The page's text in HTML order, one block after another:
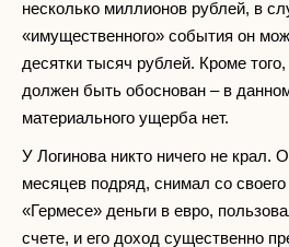
несколько миллионов рублей, в
«имущественного» события он
десятки тысяч рублей. Кроме
должен быть обоснован – в
материального ущерба нет.
У Логинова никто ничего не крал.
месяцев подряд, снимал со
«Гермесе» деньги в евро,
счете, и его доход существенно